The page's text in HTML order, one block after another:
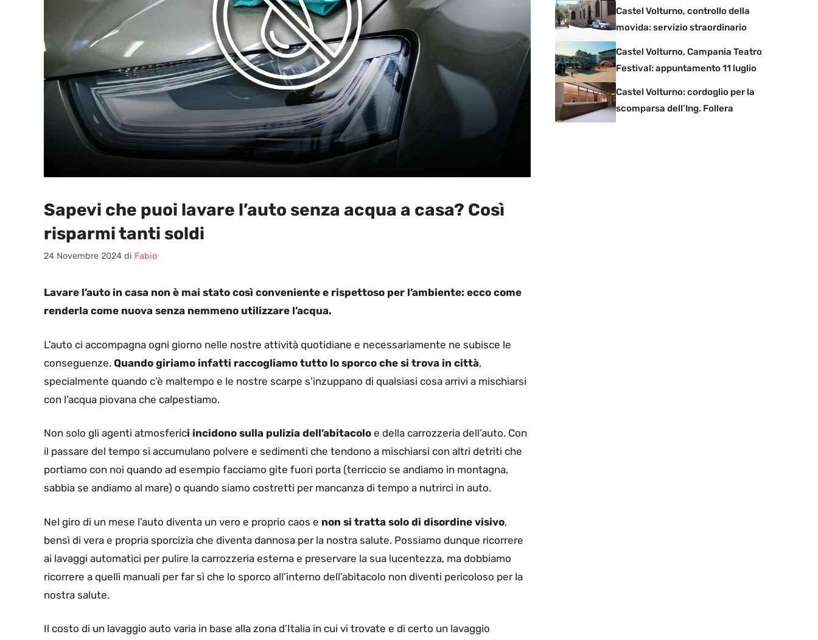
Sapevi che puoi lavare l’auto senza acqua a casa? Così
risparmi tanti soldi
24 Novembre 2024 di Fabio
Lavare l’auto in casa non è mai stato così conveniente e rispettoso per l’ambiente: ecco come
renderla come nuova senza nemmeno utilizzare l’acqua.
L’auto ci accompagna ogni giorno nelle nostre attività quotidiane e necessariamente ne subisce le
conseguenze. Quando giriamo infatti raccogliamo tutto lo sporco che si trova in città,
specialmente quando c’è maltempo e le nostre scarpe s’inzuppano di qualsiasi cosa arrivi a mischiarsi
con l’acqua piovana che calpestiamo.
Non solo gli agenti atmosferici incidono sulla pulizia dell’abitacolo e della carrozzeria dell’auto. Con
il passare del tempo si accumulano polvere e sedimenti che tendono a mischiarsi con altri detriti che
portiamo con noi quando ad esempio facciamo gite fuori porta (terriccio se andiamo in montagna,
sabbia se andiamo al mare) o quando siamo costretti per mancanza di tempo a nutrirci in auto.
Nel giro di un mese l’auto diventa un vero e proprio caos e non si tratta solo di disordine visivo,
bensì di vera e propria sporcizia che diventa dannosa per la nostra salute. Possiamo dunque ricorrere
ai lavaggi automatici per pulire la carrozzeria esterna e preservare la sua lucentezza, ma dobbiamo
ricorrere a quelli manuali per far sì che lo sporco all’interno dell’abitacolo non diventi pericoloso per la
nostra salute.
Il costo di un lavaggio auto varia in base alla zona d’Italia in cui vi trovate e di certo un lavaggio
Castel Volturno, controllo della
movida: servizio straordinario
Castel Volturno, Campania Teatro
Festival: appuntamento 11 luglio
Castel Volturno: cordoglio per la
scomparsa dell’Ing. Follera